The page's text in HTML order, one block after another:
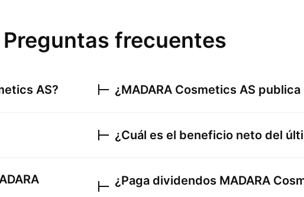
Preguntas frecuentes
AS? ¿MADARA Cosmetics AS publica
¿Cuál es el beneficio neto del
¿Paga dividendos MADARA